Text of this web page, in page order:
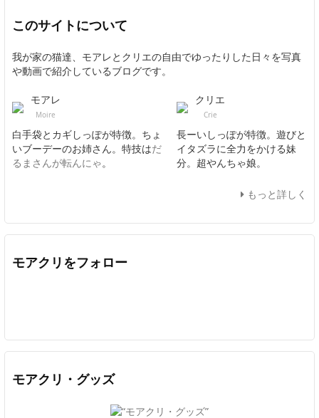
このサイトについて
我が家の猫達、モアレとクリエの自由でゆったりした日々を写真
や動画で紹介しているブログです。
モアレ
Moire
白手袋とカギしっぽが特徴。ちょ
いブーデーのお姉さん。特技はだ
るまさんが転んにゃ。
クリエ
Crie
長ーいしっぽが特徴。遊びと
イタズラに全力をかける妹
分。超やんちゃ娘。
もっと詳しく
モアクリをフォロー
モアクリ・グッズ